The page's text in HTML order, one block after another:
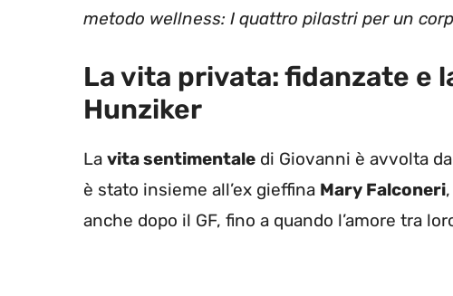
metodo wellness: I quattro pilastri per un
La vita privata: fidanzate e
Hunziker
La vita sentimentale di Giovanni è avvolta
è stato insieme all’ex gieffina Mary Falconeri
anche dopo il GF, fino a quando l’amore tra